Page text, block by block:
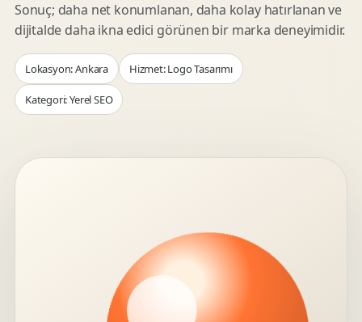
Sonuç; daha net konumlanan, daha kolay hatırlanan ve
dijitalde daha ikna edici görünen bir marka deneyimidir.
Lokasyon: Ankara Hizmet: Logo Tasarımı
Kategori: Yerel SEO